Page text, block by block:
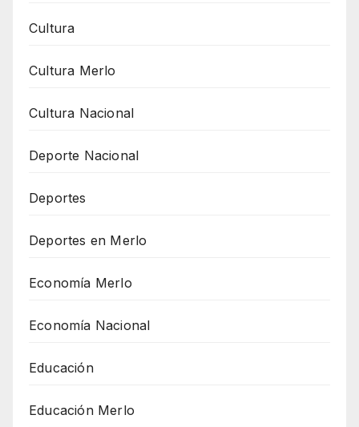
Cultura
Cultura Merlo
Cultura Nacional
Deporte Nacional
Deportes
Deportes en Merlo
Economía Merlo
Economía Nacional
Educación
Educación Merlo